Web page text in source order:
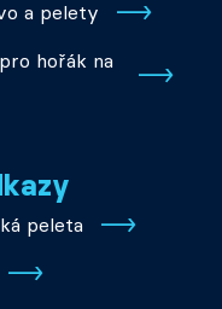
a pelety
hořák na
peleta